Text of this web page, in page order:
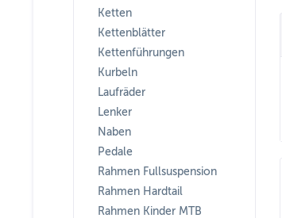
Ketten
Kettenblätter
Kettenführungen
Kurbeln
Laufräder
Lenker
Naben
Pedale
Rahmen Fullsuspension
Rahmen Hardtail
Rahmen Kinder MTB